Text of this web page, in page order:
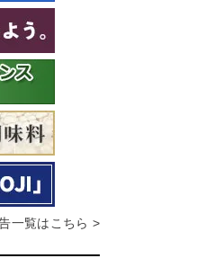
一覧はこちら >